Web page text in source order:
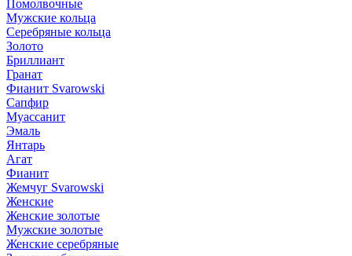
Помолвочные
Мужские кольца
Серебряные кольца
Золото
Бриллиант
Гранат
Фианит Svarowski
Сапфир
Муассанит
Эмаль
Янтарь
Агат
Фианит
Жемчуг Svarowski
Женские
Женские золотые
Мужские золотые
Женские серебряные